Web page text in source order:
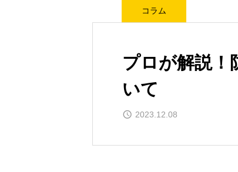
コラム
プロが解説！
いて
2023.12.08